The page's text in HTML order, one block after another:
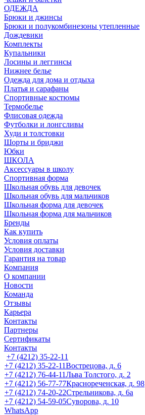
ОДЕЖДА
Брюки и джинсы
Брюки и полукомбинезоны утепленные
Дождевики
Комплекты
Купальники
Лосины и леггинсы
Нижнее белье
Одежда для дома и отдыха
Платья и сарафаны
Спортивные костюмы
Термобелье
Флисовая одежда
Футболки и лонгсливы
Худи и толстовки
Шорты и бриджи
Юбки
ШКОЛА
Аксессуары в школу
Спортивная форма
Школьная обувь для девочек
Школьная обувь для мальчиков
Школьная форма для девочек
Школьная форма для мальчиков
Бренды
Как купить
Условия оплаты
Условия доставки
Гарантия на товар
Компания
О компании
Новости
Команда
Отзывы
Карьера
Контакты
Партнеры
Сертификаты
Контакты
+7 (4212) 35-22-11
+7 (4212) 35-22-11Вострецова, д. 6
+7 (4212) 76-44-11Льва Толстого, д. 2
+7 (4212) 56-77-77Краснореченская, д. 98
+7 (4212) 74-20-22Стрельникова, д. 6а
+7 (4212) 54-59-05Суворова, д. 10
WhatsApp